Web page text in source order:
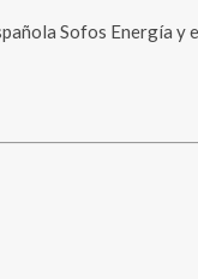
Sofos Energía